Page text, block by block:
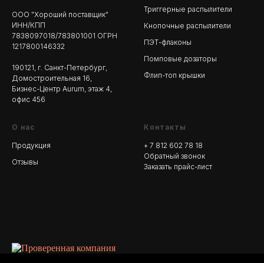
ООО "Хороший поставщик"
ИНН/КПП
7838097018/783801001 ОГРН
1217800146332
190121, г. Санкт-Петербург,
Домостроительная 16,
Бизнес-Центр Aurum, этаж 4,
офис 456
Триггерные распылители
Кнопочные распылители
ПЭТ-флаконы
Помповые дозаторы
Флип-топ крышки
О нас
Продукция
Отзывы
Контакты
+ 7 812 602 78 18
Обратный звонок
Заказать прайс-лист